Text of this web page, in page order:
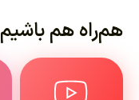
هم‌راه هم باشیم